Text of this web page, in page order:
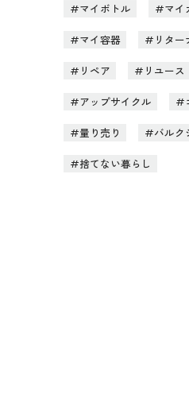
マイボトル マイ
マイ容器 リター
リペア リユース
アップサイクル
量り売り バルク
捨てない暮らし